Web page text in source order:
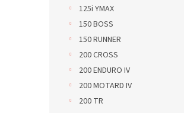
125i YMAX
150 BOSS
150 RUNNER
200 CROSS
200 ENDURO IV
200 MOTARD IV
200 TR